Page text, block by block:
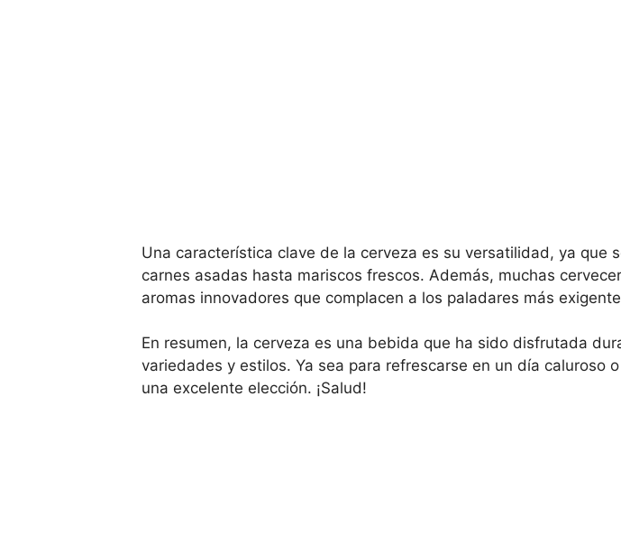
Una característica clave de la cerveza es su versatilidad, ya
carnes asadas hasta mariscos frescos. Además, muchas
aromas innovadores que complacen a los paladares más
En resumen, la cerveza es una bebida que ha sido disfrutada
variedades y estilos. Ya sea para refrescarse en un día caluroso
una excelente elección. ¡Salud!